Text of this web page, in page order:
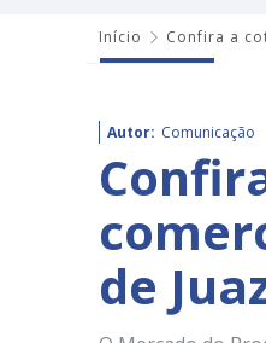
Início Confira a
Autor: Comunicação
de